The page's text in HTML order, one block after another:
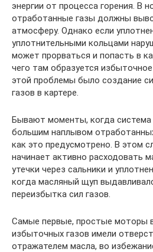
энергии от процесса горения. В
отработанные газы должны
атмосферу. Однако если
уплотнительными кольцами
может прорваться и попасть в
чего там образуется
этой проблемы было создание
газов в картере.
Бывают моменты, когда система
большим наплывом
как это предусмотрено. В этом
начинает активно расходовать
утечки через сальники и
когда масляный щуп
переизбытка сил газов.
Самые первые, простые моторы
избыточных газов имели
отражателем масла, во